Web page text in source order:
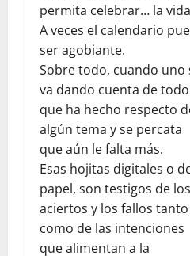
permita celebrar… la
A veces el calendario
ser agobiante.
Sobre todo, cuando uno
va dando cuenta de
que ha hecho respecto
algún tema y se percata
que aún le falta más.
Esas hojitas digitales o
papel, son testigos de los
aciertos y los fallos tanto
como de las intenciones
que alimentan a la